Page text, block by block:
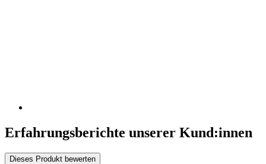
Erfahrungsberichte unserer Kund:innen
Dieses Produkt bewerten